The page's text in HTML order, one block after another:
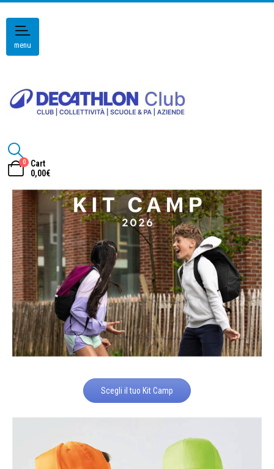
menu
0
Cart
0,00€
Scegli il tuo Kit Camp